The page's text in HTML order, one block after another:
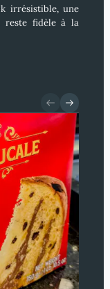
irrésistible, une
reste fidèle à la